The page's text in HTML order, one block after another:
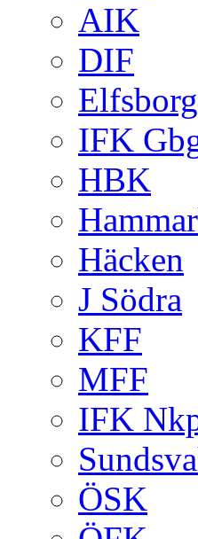
AIK
DIF
Elfsborg
IFK
HBK
Häcken
J Södra
KFF
MFF
IFK
ÖSK